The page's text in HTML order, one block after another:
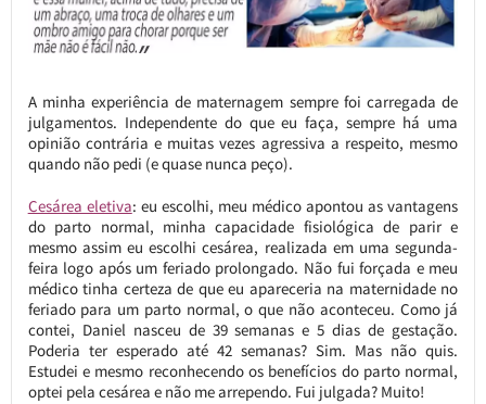
A minha experiência de maternagem sempre foi carregada de
julgamentos. Independente do que eu faça, sempre há uma
opinião contrária e muitas vezes agressiva a respeito, mesmo
quando não pedi (e quase nunca peço).
Cesárea eletiva: eu escolhi, meu médico apontou as vantagens
do parto normal, minha capacidade fisiológica de parir e
mesmo assim eu escolhi cesárea, realizada em uma segunda-
feira logo após um feriado prolongado. Não fui forçada e meu
médico tinha certeza de que eu apareceria na maternidade no
feriado para um parto normal, o que não aconteceu. Como já
contei, Daniel nasceu de 39 semanas e 5 dias de gestação.
Poderia ter esperado até 42 semanas? Sim. Mas não quis.
Estudei e mesmo reconhecendo os benefícios do parto normal,
optei pela cesárea e não me arrependo. Fui julgada? Muito!